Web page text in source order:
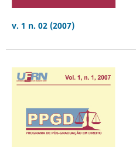
v. 1 n. 02 (2007)